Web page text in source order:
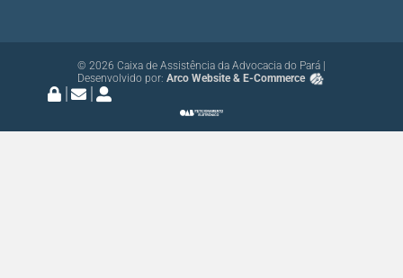
© 2026 Caixa de Assistência da Advocacia do Pará |
Desenvolvido por: Arco Website & E-Commerce